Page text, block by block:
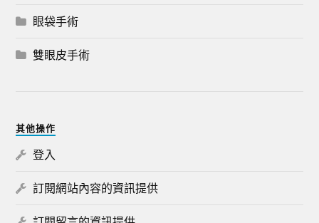
眼袋手術
雙眼皮手術
其他操作
登入
訂閱網站內容的資訊提供